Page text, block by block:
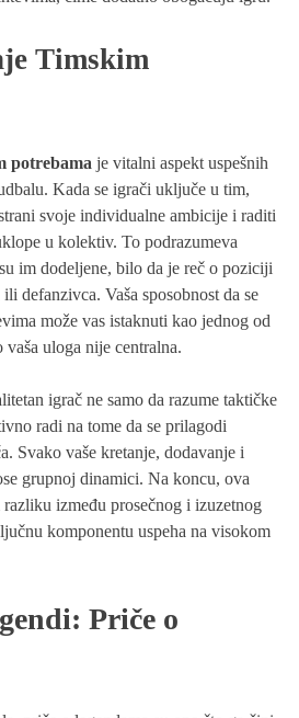
Timskim
potrebama je vitalni aspekt uspešnih
Kada se igrači uključe u tim,
svoje individualne ambicije i raditi
u kolektiv. To podrazumeva
im dodeljene, bilo da je reč o poziciji
defanzivca. Vaša sposobnost da se
može vas istaknuti kao jednog od
uloga nije centralna.
igrač ne samo da razume taktičke
radi na tome da se prilagodi
Svako vaše kretanje, dodavanje i
grupnoj dinamici. Na koncu, ova
između prosečnog i izuzetnog
komponentu uspeha na visokom
Priče o